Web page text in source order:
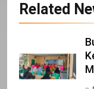
Related